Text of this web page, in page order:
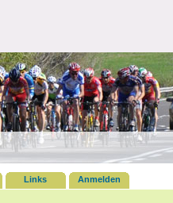
Links
Anmelden